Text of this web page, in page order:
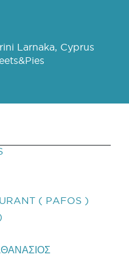
Larnaka, Cyprus
( PAFOS )